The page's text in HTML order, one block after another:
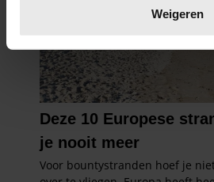
verwerkt en stel uw voorkeuren in
intrekken in de Cookieverklaring.
We gebruiken cookies om content
personaliseren, om functies voor
en om ons websiteverkeer te
informatie over uw gebruik van
partners voor social media,
Weigeren